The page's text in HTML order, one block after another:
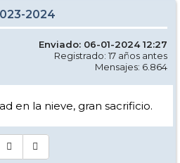
2024
Enviado: 06-01-2024 12:27
Registrado: 17 años antes
Mensajes: 6.864
en la nieve, gran sacrificio.